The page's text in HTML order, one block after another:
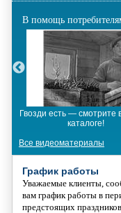
В помощь
Гвозди есть — смотрите
каталоге!
Все видеоматериалы
График работы
Уважаемые клиенты,
вам график работы в
предстоящих